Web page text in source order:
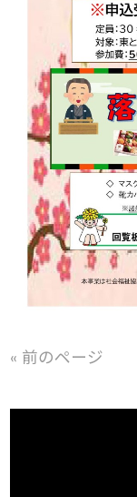
« 前のページ